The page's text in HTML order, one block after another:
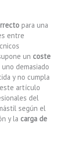
para una
entre
un coste
demasiado
y no cumpla
este artículo
del
según el
y la carga de